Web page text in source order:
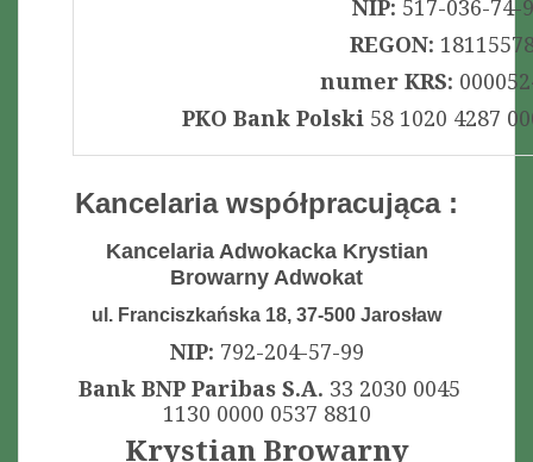
NIP: 517-036-74-
REGON:
numer KRS:
PKO Bank Polski 58 1020 4287
Kancelaria współpracująca :
Kancelaria Adwokacka Krystian
Browarny Adwokat
ul. Franciszkańska 18, 37-500 Jarosław
NIP: 792-204-57-99
Bank BNP Paribas S.A. 33 2030 0045
1130 0000 0537 8810
Krystian Browarny